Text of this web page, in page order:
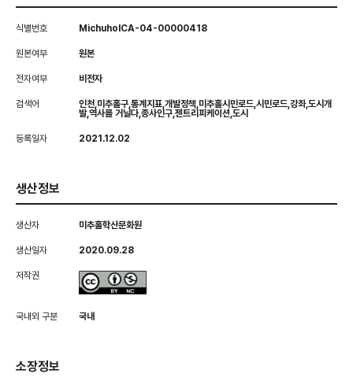
식별번호 MichuholCA-04-00000418
원본여부 원본
전자여부 비전자
검색어
인천,미추홀구,통계지표,개발정책,미추홀시민로드,시민로드,강좌,도시개
발,역사를 거닐다,종사인구,젠트리피케이션,도시
등록일자 2021.12.02
생산정보
생산자 미추홀학산문화원
생산일자 2020.09.28
저작권
국내외 구분 국내
소장정보